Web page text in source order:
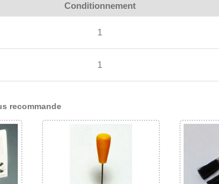
Conditionnement
1
1
recommande